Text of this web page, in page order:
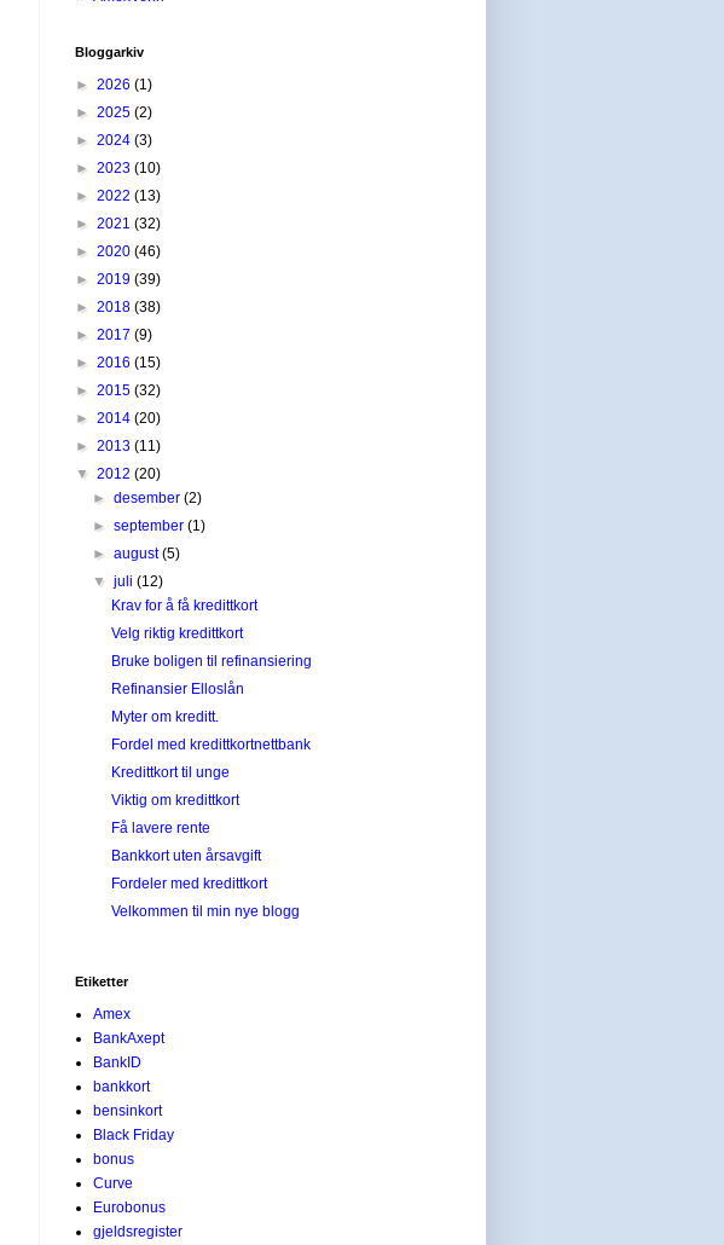
Bloggarkiv
► 2026 (1)
► 2025 (2)
► 2024 (3)
► 2023 (10)
► 2022 (13)
► 2021 (32)
► 2020 (46)
► 2019 (39)
► 2018 (38)
► 2017 (9)
► 2016 (15)
► 2015 (32)
► 2014 (20)
► 2013 (11)
▼ 2012 (20)
►desember(2)
►september(1)
►august(5)
▼juli(12)
Krav for å få kredittkort
Velg riktig kredittkort
Bruke boligen til refinansiering
Refinansier Elloslån
Myter om kreditt.
Fordel med kredittkortnettbank
Kredittkort til unge
Viktig om kredittkort
Få lavere rente
Bankkort uten årsavgift
Fordeler med kredittkort
Velkommen til min nye blogg
Etiketter
Amex
BankAxept
BankID
bankkort
bensinkort
Black Friday
bonus
Curve
Eurobonus
gjeldsregister